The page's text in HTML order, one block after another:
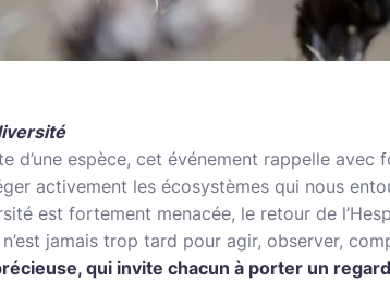
d’une espèce, cet événement rappelle
activement les écosystèmes qui nous
est fortement menacée, le retour de
jamais trop tard pour agir, observer,
qui invite chacun à porter un